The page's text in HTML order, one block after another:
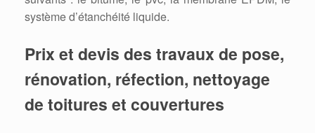
système d’étanchéité liquide.
Prix et devis des travaux de pose,
rénovation, réfection, nettoyage
de toitures et couvertures